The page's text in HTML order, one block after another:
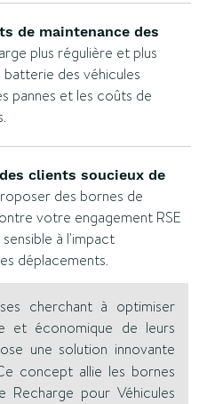
de maintenance des
plus régulière et plus
des véhicules
pannes et les coûts de
clients soucieux de
des bornes de
votre engagement RSE
à l'impact
déplacements.
cherchant à optimiser
et économique de leurs
une solution innovante
concept allie les bornes
Recharge pour Véhicules